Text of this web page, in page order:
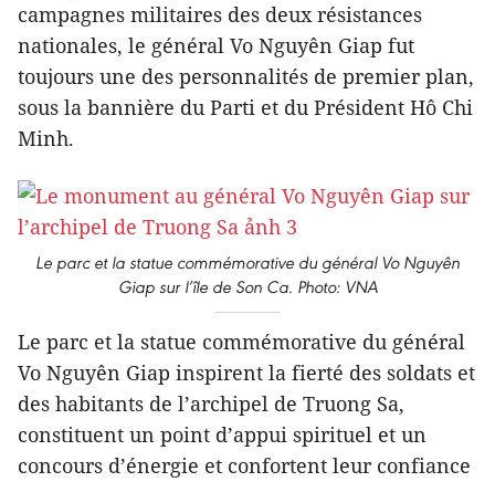
campagnes militaires des deux résistances
nationales, le général Vo Nguyên Giap fut
toujours une des personnalités de premier plan,
sous la bannière du Parti et du Président Hô Chi
Minh.
Le parc et la statue commémorative du général Vo Nguyên
Giap sur l’île de Son Ca. Photo: VNA
Le parc et la statue commémorative du général
Vo Nguyên Giap inspirent la fierté des soldats et
des habitants de l’archipel de Truong Sa,
constituent un point d’appui spirituel et un
concours d’énergie et confortent leur confiance